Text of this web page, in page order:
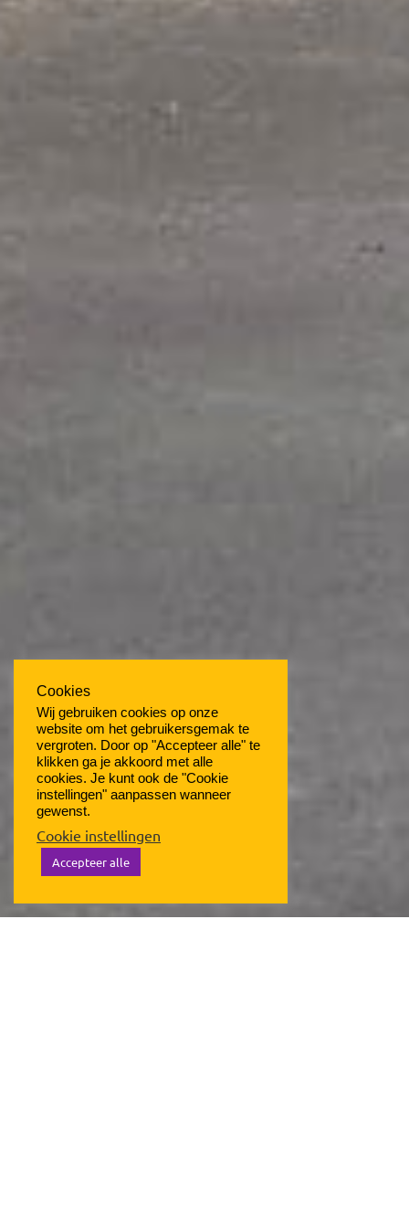
Cookies
Wij gebruiken cookies op onze
website om het gebruikersgemak te
vergroten. Door op "Accepteer alle" te
klikken ga je akkoord met alle
cookies. Je kunt ook de "Cookie
instellingen" aanpassen wanneer
gewenst.
Cookie instellingen
Accepteer alle